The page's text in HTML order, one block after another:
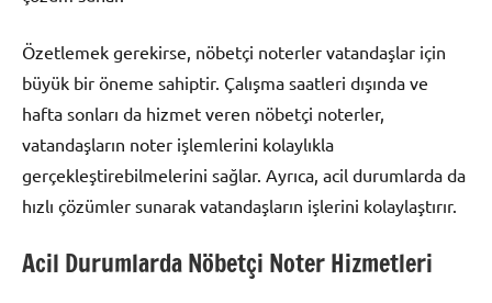
Özetlemek gerekirse, nöbetçi noterler vatandaşlar için
büyük bir öneme sahiptir. Çalışma saatleri dışında ve
hafta sonları da hizmet veren nöbetçi noterler,
vatandaşların noter işlemlerini kolaylıkla
gerçekleştirebilmelerini sağlar. Ayrıca, acil durumlarda da
hızlı çözümler sunarak vatandaşların işlerini kolaylaştırır.
Acil Durumlarda Nöbetçi Noter Hizmetleri